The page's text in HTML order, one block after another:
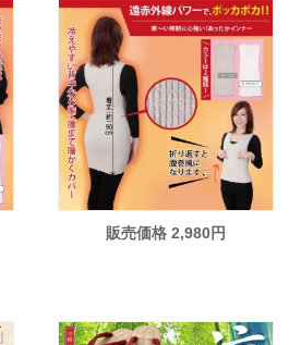
販売価格 2,980円